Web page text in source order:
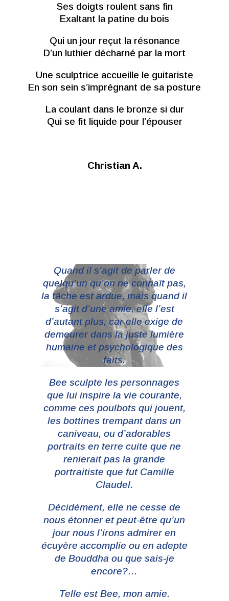
Ses doigts roulent sans fin
Exaltant la patine du bois
Qui un jour reçut la résonance
D’un luthier décharné par la mort
Une sculptrice accueille le guitariste
En son sein s’imprégnant de sa posture
La coulant dans le bronze si dur
Qui se fit liquide pour l’épouser
Christian A.
Quand il s’agit de parler de
quelqu’un qu’on ne connaît pas,
la tâche est ardue, mais quand il
s’agit d’une amie, elle l’est
d’autant plus, car elle exige de
demeurer dans la juste lumière
humaine et psychologique des
faits.
Bee sculpte les personnages
que lui inspire la vie courante,
comme ces poulbots qui jouent,
les bottines trempant dans un
caniveau, ou d’adorables
portraits en terre cuite que ne
renierait pas la grande
portraitiste que fut Camille
Claudel.
Décidément, elle ne cesse de
nous étonner et peut-être qu’un
jour nous l’irons admirer en
écuyère accomplie ou en adepte
de Bouddha ou que sais-je
encore?…
Telle est Bee, mon amie.